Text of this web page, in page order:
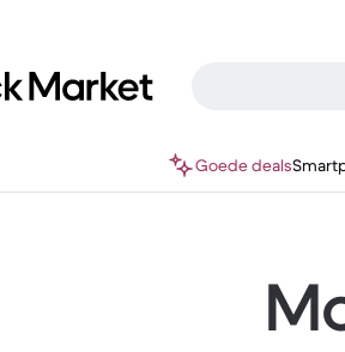
Goede deals